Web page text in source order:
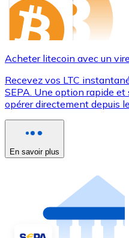
Acheter litecoin avec un
Recevez vos LTC
SEPA. Une option rapide et
opérer directement depuis
En savoir plus